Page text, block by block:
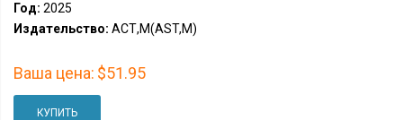
Год: 2025
Издательство: АСТ,М(AST,M)
Ваша цена: $51.95
КУПИТЬ